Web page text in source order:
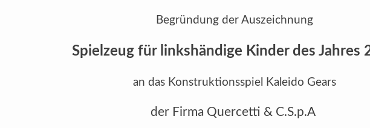
Begründung der Auszeichnung
Spielzeug für linkshändige Kinder des Jahres
an das Konstruktionsspiel Kaleido Gears
der Firma Quercetti & C.S.p.A